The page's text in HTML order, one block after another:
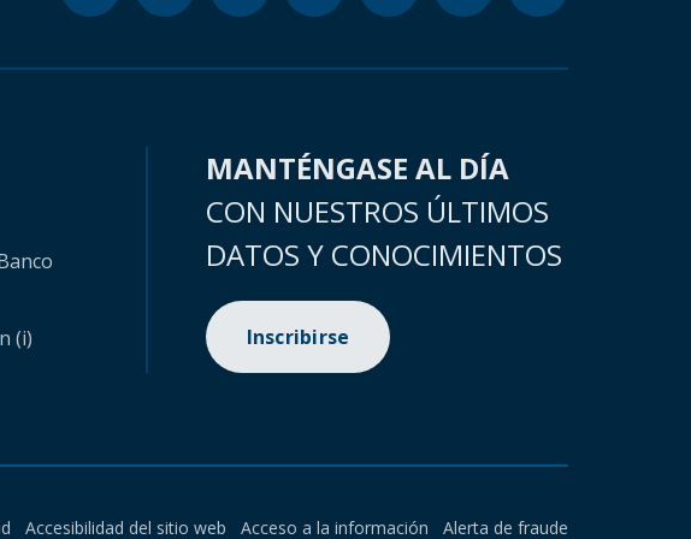
(i)
MANTÉNGASE AL DÍA
CON NUESTROS ÚLTIMOS
DATOS Y CONOCIMIENTOS
Inscribirse
Accesibilidad del sitio web Acceso a la información
Alerta de fraude